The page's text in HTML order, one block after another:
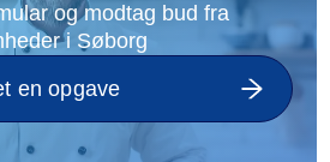
og modtag bud fra
i Søborg
en opgave